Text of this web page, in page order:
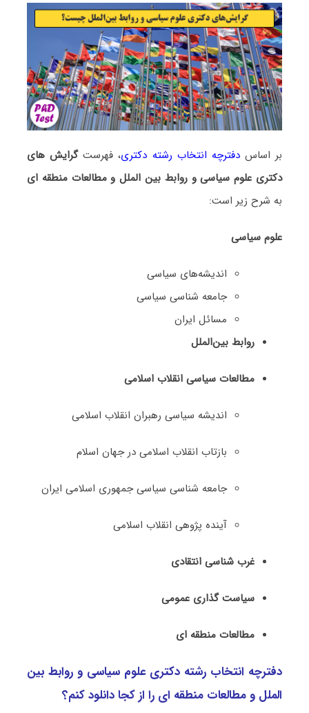
بر اساسدفترچه انتخاب رشته دکتری، فهرستگرایش های
دکتری ﻋﻠﻮم ﺳﻴﺎسی و رواﺑﻂ بین اﻟﻤﻠﻞ و مطالعات منطقه ای
به شرح زیر است:
علوم سیاسی
اﻧﺪﻳﺸﻪﻫﺎی ﺳﻴﺎسی
ﺟﺎمعه شناسی ﺳﻴﺎسی
مساﺋﻞ اﻳﺮان
رواﺑﻂ بین‌اﻟﻤﻠﻞ
ﻣﻄﺎﻟﻌﺎت ﺳﻴﺎسی اﻧﻘﻼب اﺳﻼمی
اندیشه سیاسی رهبران انقلاب اسلامی
بازتاب انقلاب اسلامی در جهان اسلام
جامعه شناسی سیاسی جمهوری اسلامی ایران
آینده پژوهی انقلاب اسلامی
غرب شناسی انتقادی
سیاست گذاری عمومی
مطالعات منطقه ای
دفترچه انتخاب رشته دکتری ﻋﻠﻮم ﺳﻴﺎسی و رواﺑﻂ بین
اﻟﻤﻠﻞ و مطالعات منطقه ای را از کجا دانلود کنم؟